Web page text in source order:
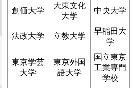
創価大学
大東文化
大学
中央大学
法政大学 立教大学
早稲田大
学
東京学芸
大学
東京外国
語大学
国立東京
工業専門
学校